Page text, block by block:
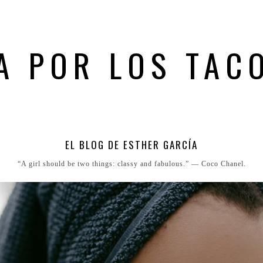
POR LOS
EL BLOG DE ESTHER GARCÍA
“A girl should be two things: classy and fabulous.” ― Coco Chanel.